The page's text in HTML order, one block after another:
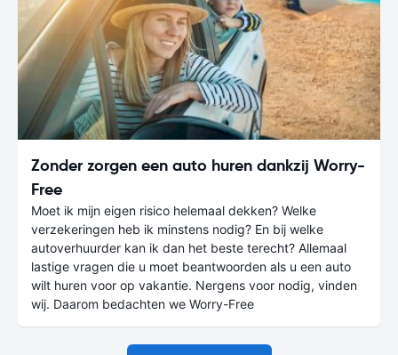
Zonder zorgen een auto huren dankzij Worry-
Free
Moet ik mijn eigen risico helemaal dekken? Welke
verzekeringen heb ik minstens nodig? En bij welke
autoverhuurder kan ik dan het beste terecht? Allemaal
lastige vragen die u moet beantwoorden als u een auto
wilt huren voor op vakantie. Nergens voor nodig, vinden
wij. Daarom bedachten we Worry-Free